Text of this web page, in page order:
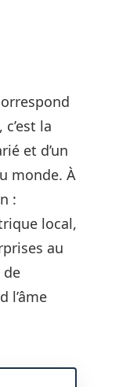
la
et d’un
monde. À
:
local,
au
de
l’âme